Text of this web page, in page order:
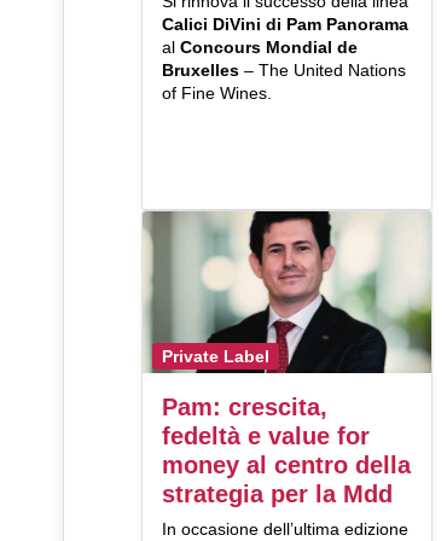
Calici DiVini di Pam Panorama
al Concours Mondial de
Bruxelles – The United Nations
of Fine Wines.
Private Label
Pam: crescita,
fedeltà e value for
money al centro della
strategia per la Mdd
In occasione dell’ultima edizione